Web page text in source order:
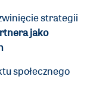
strategii
jako
społecznego